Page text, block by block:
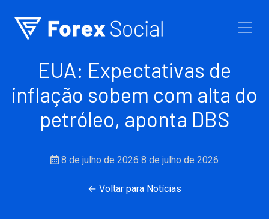
EUA: Expectativas de
inflação sobem com alta do
petróleo, aponta DBS
8 de julho de 2026 8 de julho de 2026
← Voltar para Notícias